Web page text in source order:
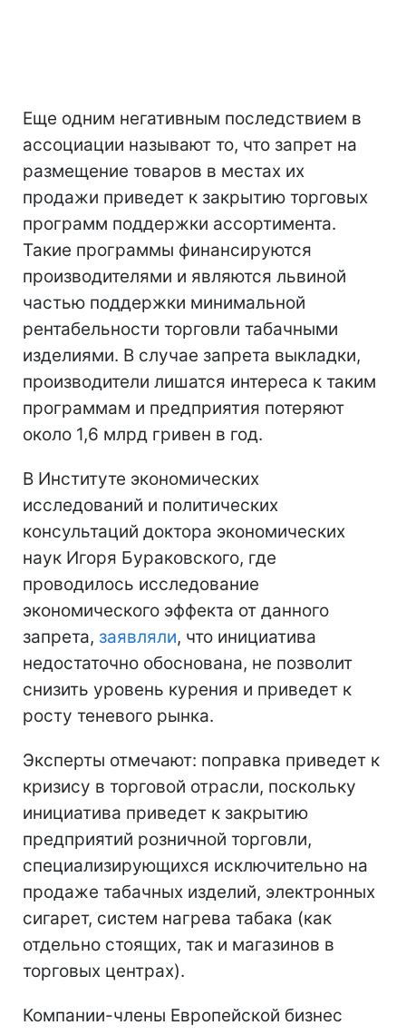
Еще одним негативным последствием в
ассоциации называют то, что запрет на
размещение товаров в местах их
продажи приведет к закрытию торговых
программ поддержки ассортимента.
Такие программы финансируются
производителями и являются львиной
частью поддержки минимальной
рентабельности торговли табачными
изделиями. В случае запрета выкладки,
производители лишатся интереса к таким
программам и предприятия потеряют
около 1,6 млрд гривен в год.
В Институте экономических
исследований и политических
консультаций доктора экономических
наук Игоря Бураковского, где
проводилось исследование
экономического эффекта от данного
запрета, заявляли, что инициатива
недостаточно обоснована, не позволит
снизить уровень курения и приведет к
росту теневого рынка.
Эксперты отмечают: поправка приведет к
кризису в торговой отрасли, поскольку
инициатива приведет к закрытию
предприятий розничной торговли,
специализирующихся исключительно на
продаже табачных изделий, электронных
сигарет, систем нагрева табака (как
отдельно стоящих, так и магазинов в
торговых центрах).
Компании-члены Европейской бизнес